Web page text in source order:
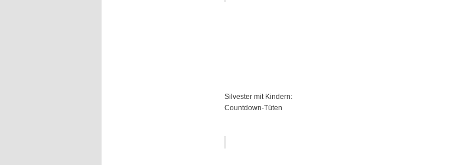
Silvester mit Kindern:
Countdown-Tüten